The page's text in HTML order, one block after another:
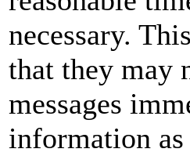
necessary.
that they may
messages
information